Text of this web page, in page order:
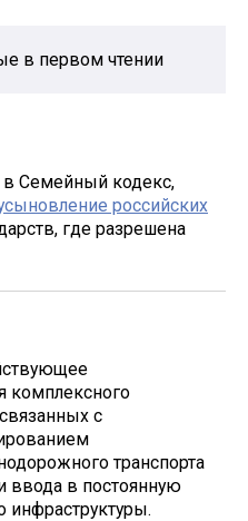
в первом чтении
Семейный кодекс,
российских
где разрешена
комплексного
с
транспорта
ввода в постоянную
инфраструктуры.